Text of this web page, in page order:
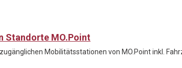
Standorte MO.Point
Mobilitätsstationen von MO.Point inkl.